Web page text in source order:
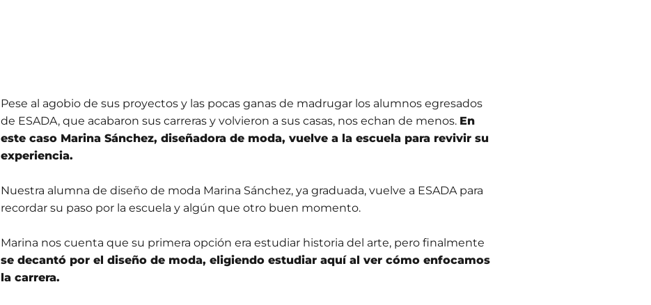
Pese al agobio de sus proyectos y las pocas ganas de madrugar los alumnos egresados
de ESADA, que acabaron sus carreras y volvieron a sus casas, nos echan de menos. En
este caso Marina Sánchez, diseñadora de moda, vuelve a la escuela para revivir su
experiencia.
Nuestra alumna de diseño de moda Marina Sánchez, ya graduada, vuelve a ESADA para
recordar su paso por la escuela y algún que otro buen momento.
Marina nos cuenta que su primera opción era estudiar historia del arte, pero finalmente
se decantó por el diseño de moda, eligiendo estudiar aquí al ver cómo enfocamos
la carrera.